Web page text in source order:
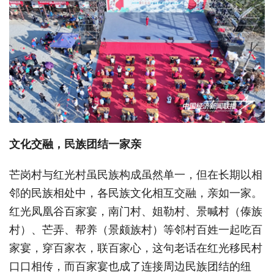
文化交融，民族团结一家亲
芒岗村与红光村虽民族构成虽然单一，但在长期以相
邻的民族相处中，各民族文化相互交融，亲如一家。
红光凤凰谷百家宴，南门村、姐勒村、景喊村（傣族
村）、芒弄、帮养（景颇族村）等邻村百姓一起吃百
家宴，穿百家衣，联百家心，这句老话在红光移民村
口口相传，而百家宴也成了连接周边民族团结的纽